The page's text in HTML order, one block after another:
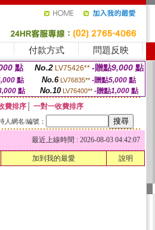
付款方式 問題反映
點 No.2 LV75426** -贈點9,000 點
點 No.6 LV76835** -贈點5,000點
點 No.10 LV76400** -贈點1,000 點
費排序
一對一收費排序
人網名/編號：
最近上線時間 : 2026-08-03 04:42:07
加到我的最愛 說明